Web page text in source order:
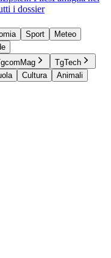
i dossier
Sport
Meteo
TgTech
Cultura
Animali